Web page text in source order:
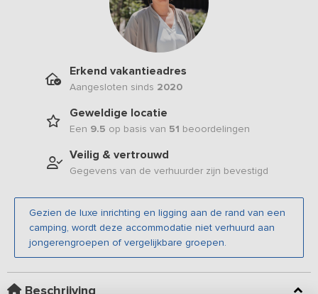
Erkend vakantieadres
Aangesloten sinds 2020
Geweldige locatie
Een 9.5 op basis van 51 beoordelingen
Veilig & vertrouwd
Gegevens van de verhuurder zijn bevestigd
Gezien de luxe inrichting en ligging aan de rand van een
camping, wordt deze accommodatie niet verhuurd aan
jongerengroepen of vergelijkbare groepen.
Beschrijving